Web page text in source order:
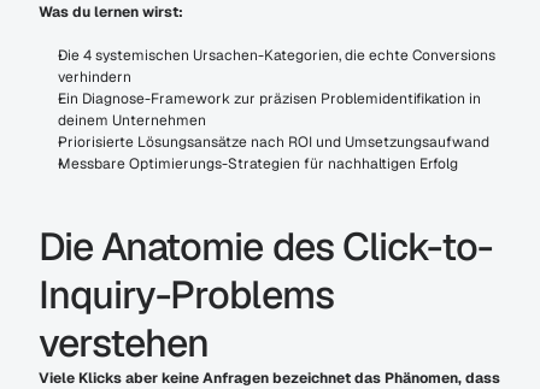
Was du lernen wirst:
Die 4 systemischen Ursachen-Kategorien, die echte Conversions
verhindern
Ein Diagnose-Framework zur präzisen Problemidentifikation in
deinem Unternehmen
Priorisierte Lösungsansätze nach ROI und Umsetzungsaufwand
Messbare Optimierungs-Strategien für nachhaltigen Erfolg
Die Anatomie des Click-to-
Inquiry-Problems
verstehen
Viele Klicks aber keine Anfragen bezeichnet das Phänomen, dass